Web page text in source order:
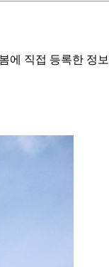
에 직접 등록한 정